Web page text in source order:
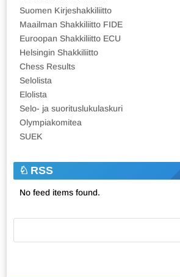
Suomen Kirjeshakkiliitto
Maailman Shakkiliitto FIDE
Euroopan Shakkiliitto ECU
Helsingin Shakkiliitto
Chess Results
Selolista
Elolista
Selo- ja suorituslukulaskuri
Olympiakomitea
SUEK
RSS
No feed items found.